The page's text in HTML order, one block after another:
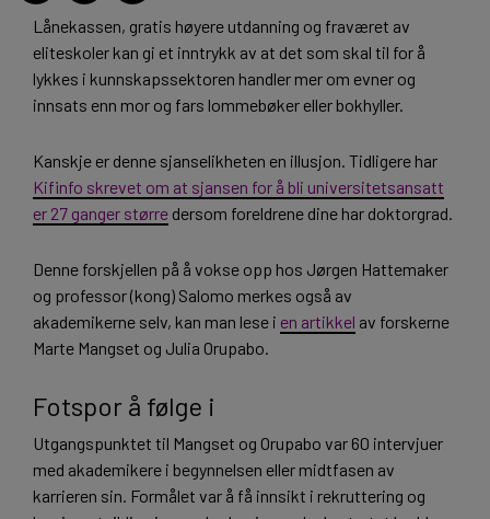
Lånekassen, gratis høyere utdanning og fraværet av
eliteskoler kan gi et inntrykk av at det som skal til for å
lykkes i kunnskapssektoren handler mer om evner og
innsats enn mor og fars lommebøker eller bokhyller.
Kanskje er denne sjanselikheten en illusjon. Tidligere har
Kifinfo skrevet om at sjansen for å bli universitetsansatt
er 27 ganger større dersom foreldrene dine har doktorgrad.
Denne forskjellen på å vokse opp hos Jørgen Hattemaker
og professor (kong) Salomo merkes også av
akademikerne selv, kan man lese i en artikkel av forskerne
Marte Mangset og Julia Orupabo.
Fotspor å følge i
Utgangspunktet til Mangset og Orupabo var 60 intervjuer
med akademikere i begynnelsen eller midtfasen av
karrieren sin. Formålet var å få innsikt i rekruttering og